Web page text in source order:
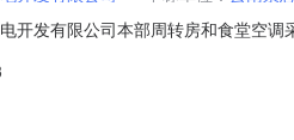
开发有限公司本部周转房和食堂空
科技有限公司，报价：人民币